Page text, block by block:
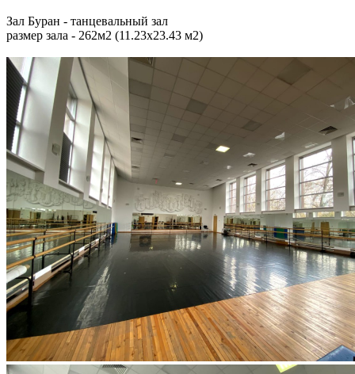
Зал Буран - танцевальный зал
размер зала - 262м2 (11.23х23.43 м2)